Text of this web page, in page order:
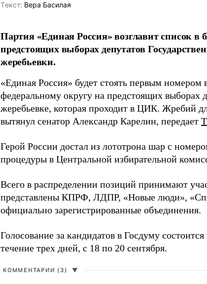
Tекст: Вера Басилая
Партия «Единая Россия» возглавит список в
предстоящих выборах депутатов
жеребьевки.
«Единая Россия» будет стоять первым номером
федеральному округу на предстоящих выборах
жеребьевке, которая проходит в ЦИК. Жребий
вытянул сенатор Александр Карелин, передает
Герой России достал из лототрона шар с
процедуры в Центральной избирательной
Всего в распределении позиций принимают
представлены КПРФ, ЛДПР, «Новые люди»,
официально зарегистрированные объединения.
Голосование за кандидатов в Госдуму
течение трех дней, с 18 по 20 сентября.
КОММЕНТАРИИ (3) ▼